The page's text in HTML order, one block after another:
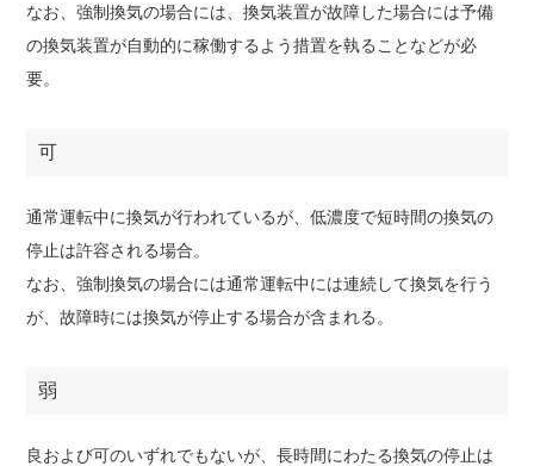
なお、強制換気の場合には、換気装置が故障した場合には予備
の換気装置が自動的に稼働するよう措置を執ることなどが必
要。
可
通常運転中に換気が行われているが、低濃度で短時間の換気の
停止は許容される場合。
なお、強制換気の場合には通常運転中には連続して換気を行う
が、故障時には換気が停止する場合が含まれる。
弱
良および可のいずれでもないが、長時間にわたる換気の停止は